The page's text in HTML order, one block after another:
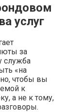
услуг
за
служба
«на
чтобы вы
к
а не к тому,